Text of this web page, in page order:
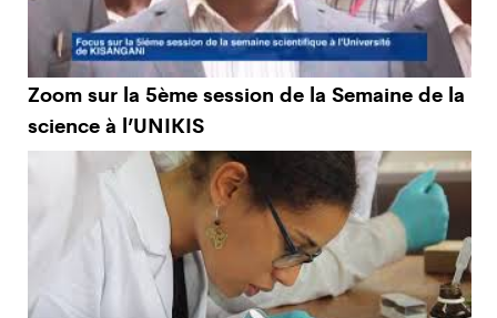
Zoom sur la 5ème session de la Semaine de la
science à l’UNIKIS